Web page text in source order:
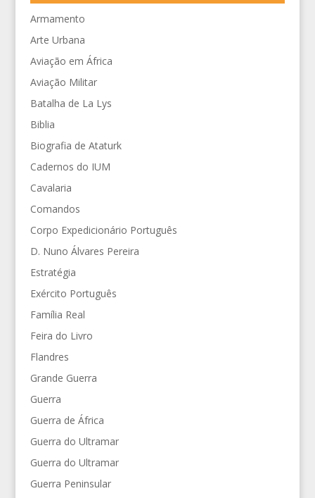
Armamento
Arte Urbana
Aviação em África
Aviação Militar
Batalha de La Lys
Biblia
Biografia de Ataturk
Cadernos do IUM
Cavalaria
Comandos
Corpo Expedicionário Português
D. Nuno Álvares Pereira
Estratégia
Exército Português
Família Real
Feira do Livro
Flandres
Grande Guerra
Guerra
Guerra de África
Guerra do Ultramar
Guerra do Ultramar
Guerra Peninsular